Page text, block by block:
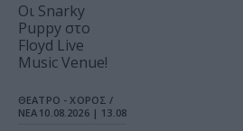
Οι Snarky
Puppy στο
Floyd Live
Music Venue!
ΘΕΑΤΡΟ - ΧΟΡΟΣ /
ΝΕΑ 10.08.2026 | 13.08